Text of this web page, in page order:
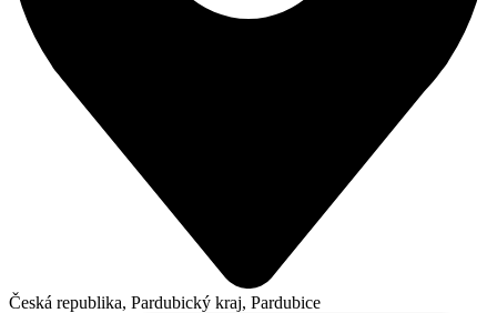
Česká republika, Pardubický kraj, Pardubice